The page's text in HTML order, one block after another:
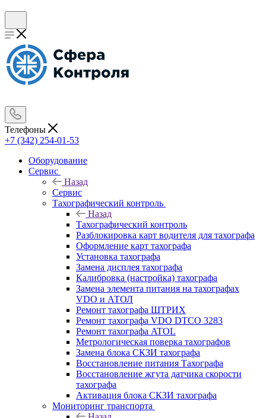
Телефоны
+7 (342) 254-01-53
Оборудование
Сервис
Назад
Сервис
Тахографический контроль
Назад
Тахографический контроль
Разблокировка карт водителя для тахографа
Оформление карт тахографа
Установка тахографа
Замена дисплея тахографа
Калибровка (настройка) тахографа
Замена элемента питания на тахографах
VDO и АТОЛ
Ремонт тахографа ШТРИХ
Ремонт тахографа VDO DTCO 3283
Ремонт тахографа ATOL
Метрологическая поверка тахографов
Замена блока СКЗИ тахографа
Восстановление питания Тахографа
Восстановление жгута датчика скорости
тахографа
Активация блока СКЗИ тахографа
Мониторинг транспорта